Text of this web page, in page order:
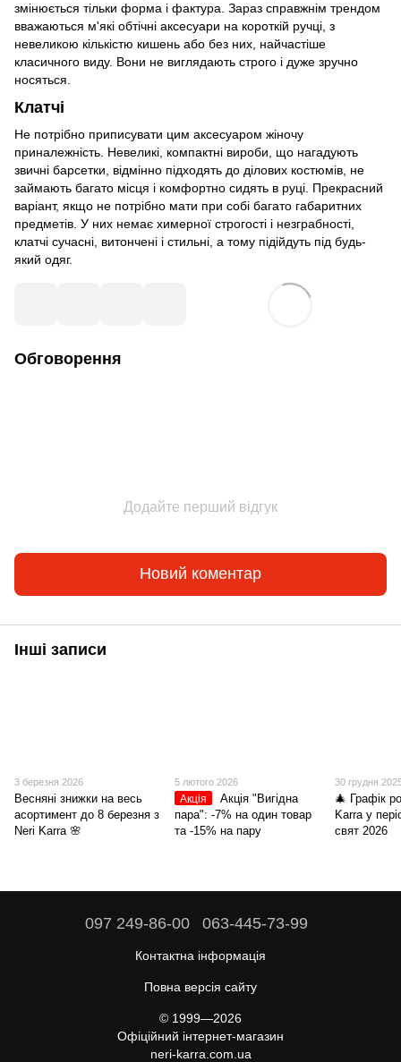
змінюється тільки форма і фактура. Зараз справжнім трендом
вважаються м'які обтічні аксесуари на короткій ручці, з
невеликою кількістю кишень або без них, найчастіше
класичного виду. Вони не виглядають строго і дуже зручно
носяться.
Клатчі
Не потрібно приписувати цим аксесуаром жіночу
приналежність. Невеликі, компактні вироби, що нагадують
звичні барсетки, відмінно підходять до ділових костюмів, не
займають багато місця і комфортно сидять в руці. Прекрасний
варіант, якщо не потрібно мати при собі багато габаритних
предметів. У них немає химерної строгості і незграбності,
клатчі сучасні, витончені і стильні, а тому підійдуть під будь-
який одяг.
Обговорення
Додайте перший відгук
Новий коментар
Інші записи
3 березня 2026
Весняні знижки на весь
асортимент до 8 березня з
Neri Karra 🌸
5 лютого 2026
Акція
Акція "Вигідна
пара": -7% на один товар
та -15% на пару
30 грудня
🎄 Графік
Karra у
свят 2026
097 249-86-00 063-445-73-99
Контактна інформація
Повна версія сайту
© 1999—2026
Офіційний інтернет-магазин
neri-karra.com.ua